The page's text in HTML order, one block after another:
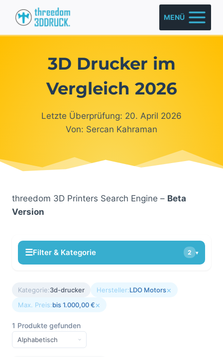
Inhalt
springen
MENÜ
3D Drucker im
Vergleich 2026
Letzte Überprüfung: 20. April 2026
Von: Sercan Kahraman
threedom 3D Printers Search Engine – Beta
Version
☰Filter & Kategorie 2 ▾
Kategorie:3d-drucker Hersteller:LDO Motors×
Max. Preis:bis 1.000,00 €×
1 Produkte gefunden